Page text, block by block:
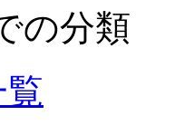
の分類